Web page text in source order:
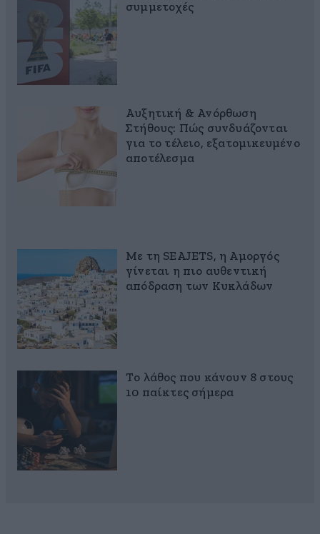
συμμετοχές
Αυξητική & Ανόρθωση
Στήθους: Πώς συνδυάζονται
για το τέλειο, εξατομικευμένο
αποτέλεσμα
Με τη SEAJETS, η Αμοργός
γίνεται η πιο αυθεντική
απόδραση των Κυκλάδων
Το λάθος που κάνουν 8 στους
10 παίκτες σήμερα